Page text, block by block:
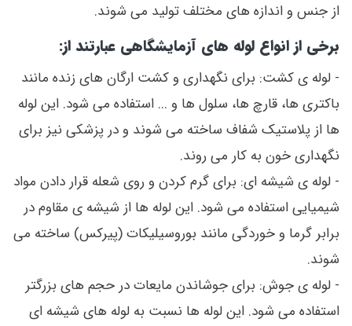
از جنس و اندازه های مختلف تولید می شوند.
برخی از انواع لوله های آزمایشگاهی عبارتند از:
- لوله ی کشت: برای نگهداری و کشت ارگان های زنده مانند
باکتری ها، قارچ ها، سلول ها و ... استفاده می شود. این لوله
ها از پلاستیک شفاف ساخته می شوند و در پزشکی نیز برای
نگهداری خون به کار می روند.
- لوله ی شیشه ای: برای گرم کردن و روی شعله قرار دادن مواد
شیمیایی استفاده می شود. این لوله ها از شیشه ی مقاوم در
برابر گرما و خوردگی مانند بوروسیلیکات (پیرکس) ساخته می
شوند.
- لوله ی جوش: برای جوشاندن مایعات در حجم های بزرگتر
استفاده می شود. این لوله ها نسبت به لوله های شیشه ای